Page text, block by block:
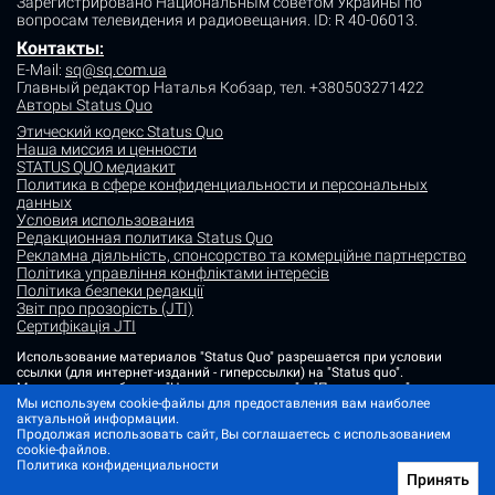
вопросам телевидения и радиовещания. ID: R 40-06013.
Контакты:
E-Mail: sq@sq.com.ua
Главный редактор Наталья Кобзар, тел. +380503271422
Авторы Status Quo
Этический кодекс Status Quo
Наша миссия и ценности
STATUS QUO медиакит
Политика в сфере конфиденциальности и персональных
данных
Условия использования
Редакционная политика Status Quo
Рекламна діяльність, спонсорство та комерційне партнерство
Політика управління конфліктами інтересів
Політика безпеки редакції
Звіт про прозорість (JTI)
Сертифікація JTI
Использование материалов "Status Quo" разрешается при условии
ссылки (для интернет-изданий - гиперссылки) на "Status quo".
Материалы в рубриках "Новости партнеров" и "Пресс-релизы"
размещаются на правах рекламы или в рамках некоммерческого
партнерства.
Изображения, содержащие метку "Status Quo" или не содержащие
информации об источнике фото, являются иллюстративными либо
сгенерированными ИИ
Мы используем cookie-файлы для предоставления вам наиболее
актуальной информации.
Продолжая использовать сайт, Вы соглашаетесь с использованием
cookie-файлов.
Политика конфиденциальности
Принять